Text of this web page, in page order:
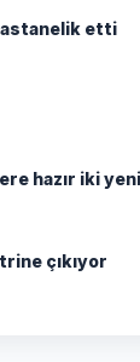
etti
hazır iki
çıkıyor